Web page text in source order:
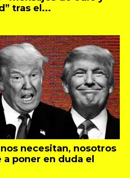
tras el...
necesitan, nosotros
poner en duda el